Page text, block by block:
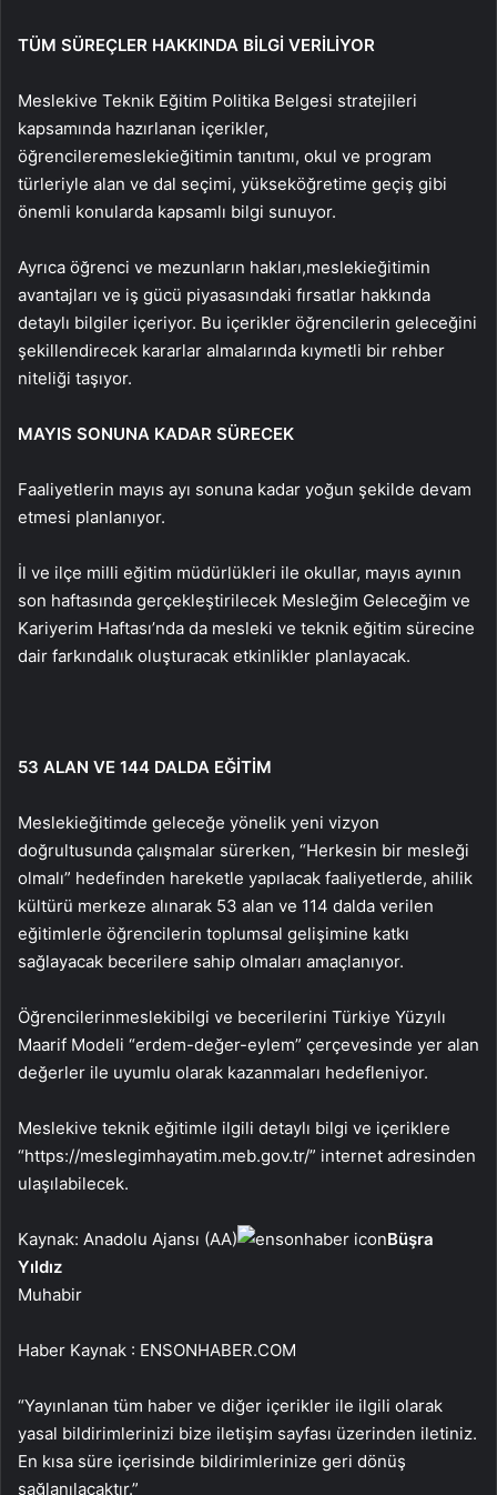
TÜM SÜREÇLER HAKKINDA BİLGİ VERİLİYOR
Meslekive Teknik Eğitim Politika Belgesi stratejileri
kapsamında hazırlanan içerikler,
öğrencileremeslekieğitimin tanıtımı, okul ve program
türleriyle alan ve dal seçimi, yükseköğretime geçiş gibi
önemli konularda kapsamlı bilgi sunuyor.
Ayrıca öğrenci ve mezunların hakları,meslekieğitimin
avantajları ve iş gücü piyasasındaki fırsatlar hakkında
detaylı bilgiler içeriyor. Bu içerikler öğrencilerin geleceğini
şekillendirecek kararlar almalarında kıymetli bir rehber
niteliği taşıyor.
MAYIS SONUNA KADAR SÜRECEK
Faaliyetlerin mayıs ayı sonuna kadar yoğun şekilde devam
etmesi planlanıyor.
İl ve ilçe milli eğitim müdürlükleri ile okullar, mayıs ayının
son haftasında gerçekleştirilecek Mesleğim Geleceğim ve
Kariyerim Haftası’nda da mesleki ve teknik eğitim sürecine
dair farkındalık oluşturacak etkinlikler planlayacak.
53 ALAN VE 144 DALDA EĞİTİM
Meslekieğitimde geleceğe yönelik yeni vizyon
doğrultusunda çalışmalar sürerken, “Herkesin bir mesleği
olmalı” hedefinden hareketle yapılacak faaliyetlerde, ahilik
kültürü merkeze alınarak 53 alan ve 114 dalda verilen
eğitimlerle öğrencilerin toplumsal gelişimine katkı
sağlayacak becerilere sahip olmaları amaçlanıyor.
Öğrencilerinmeslekibilgi ve becerilerini Türkiye Yüzyılı
Maarif Modeli “erdem-değer-eylem” çerçevesinde yer alan
değerler ile uyumlu olarak kazanmaları hedefleniyor.
Meslekive teknik eğitimle ilgili detaylı bilgi ve içeriklere
“https://meslegimhayatim.meb.gov.tr/” internet adresinden
ulaşılabilecek.
Kaynak: Anadolu Ajansı (AA)
Büşra
Yıldız
Muhabir
Haber Kaynak : ENSONHABER.COM
“Yayınlanan tüm haber ve diğer içerikler ile ilgili olarak
yasal bildirimlerinizi bize iletişim sayfası üzerinden iletiniz.
En kısa süre içerisinde bildirimlerinize geri dönüş
sağlanılacaktır.”